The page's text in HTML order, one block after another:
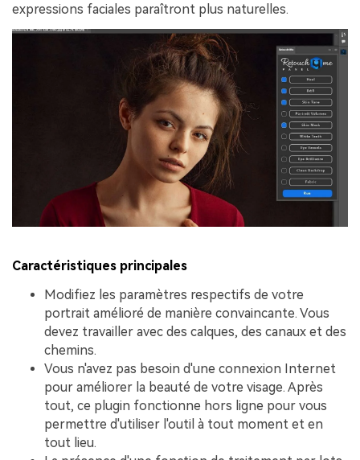
expressions faciales paraîtront plus naturelles.
Caractéristiques principales
Modifiez les paramètres respectifs de votre
portrait amélioré de manière convaincante. Vous
devez travailler avec des calques, des canaux et des
chemins.
Vous n'avez pas besoin d'une connexion Internet
pour améliorer la beauté de votre visage. Après
tout, ce plugin fonctionne hors ligne pour vous
permettre d'utiliser l'outil à tout moment et en
tout lieu.